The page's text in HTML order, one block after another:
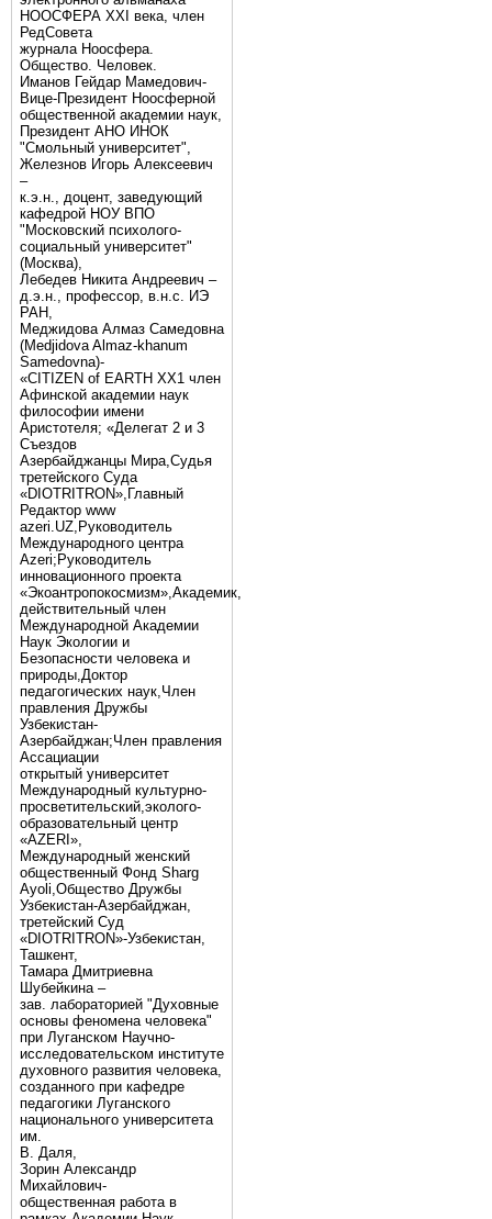
НООСФЕРА XXI века, член
РедСовета
журнала Ноосфера.
Общество. Человек.
Иманов Гейдар Мамедович-
Вице-Президент Ноосферной
общественной академии наук,
Президент АНО ИНОК
"Смольный университет",
Железнов Игорь Алексеевич
–
к.э.н., доцент, заведующий
кафедрой НОУ ВПО
"Московский психолого-
социальный университет"
(Москва),
Лебедев Никита Андреевич –
д.э.н., профессор, в.н.с. ИЭ
РАН,
Меджидова Алмаз Самедовна
(Medjidova Almaz-khanum
Samedovna)-
«CITIZEN of EARTH XX1 член
Афинской академии наук
философии имени
Аристотеля; «Делегат 2 и 3
Съездов
Азербайджанцы Мира,Судья
третейского Суда
«DIOTRITRON»,Главный
Редактор www
azeri.UZ,Руководитель
Международного центра
Аzeri;Руководитель
инновационного проекта
«Экоантропокосмизм»,Академик,
действительный член
Международной Академии
Наук Экологии и
Безопасности человека и
природы,Доктор
педагогических наук,Член
правления Дружбы
Узбекистан-
Азербайджан;Член правления
Ассациации
открытый университет
Международный культурно-
просветительский,эколого-
образовательный центр
«AZERI»,
Mеждународный женский
общественный Фонд Sharg
Аyoli,Общество Дружбы
Узбекистан-Азербайджан,
третейский Суд
«DIOTRITRON»-Узбекистан,
Ташкент,
Тамара Дмитриевна
Шубейкина –
зав. лабораторией "Духовные
основы феномена человека"
при Луганском Научно-
исследовательском институте
духовного развития человека,
созданного при кафедре
педагогики Луганского
национального университета
им.
В. Даля,
Зорин Александр
Михайлович-
общественная работа в